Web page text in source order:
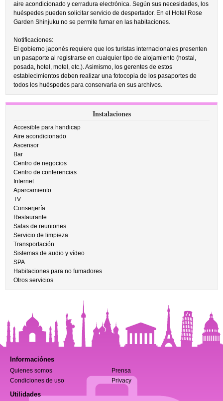
aire acondicionado y cerradura electrónica. Según sus necesidades, los
huéspedes pueden solicitar servicio de despertador. En el Hotel Rose
Garden Shinjuku no se permite fumar en las habitaciones.
Notificaciones:
El gobierno japonés requiere que los turistas internacionales presenten
un pasaporte al registrarse en cualquier tipo de alojamiento (hostal,
posada, hotel, motel, etc.). Asimismo, los gerentes de estos
establecimientos deben realizar una fotocopia de los pasaportes de
todos los huéspedes para conservarla en sus archivos.
Instalaciones
Accesible para handicap
Aire acondicionado
Ascensor
Bar
Centro de negocios
Centro de conferencias
Internet
Aparcamiento
TV
Conserjería
Restaurante
Salas de reuniones
Servicio de limpieza
Transportación
Sistemas de audio y vídeo
SPA
Habitaciones para no fumadores
Otros servicios
Informaciónes
Quienes somos
Prensa
Condiciones de uso
Privacy
Utilidades